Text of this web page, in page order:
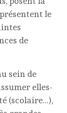
le
de
sein de
elles-
(scolaire…),